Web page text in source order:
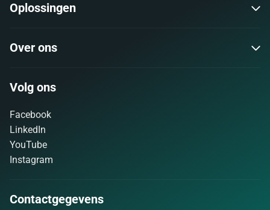
Oplossingen
Over ons
Volg ons
Facebook
LinkedIn
YouTube
Instagram
Contactgegevens